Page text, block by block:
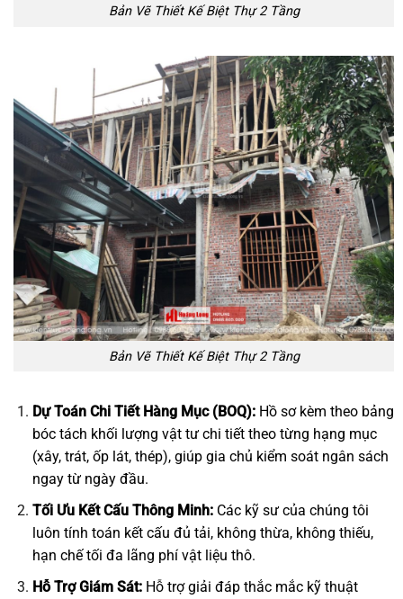
Bản Vẽ Thiết Kế Biệt Thự 2 Tầng
Bản Vẽ Thiết Kế Biệt Thự 2 Tầng
Dự Toán Chi Tiết Hàng Mục (BOQ):Hồ sơ kèm theo bảng
bóc tách khối lượng vật tư chi tiết theo từng hạng mục
(xây, trát, ốp lát, thép), giúp gia chủ kiểm soát ngân sách
ngay từ ngày đầu.
Tối Ưu Kết Cấu Thông Minh:Các kỹ sư của chúng tôi
luôn tính toán kết cấu đủ tải, không thừa, không thiếu,
hạn chế tối đa lãng phí vật liệu thô.
Hỗ Trợ Giám Sát:Hỗ trợ giải đáp thắc mắc kỹ thuật